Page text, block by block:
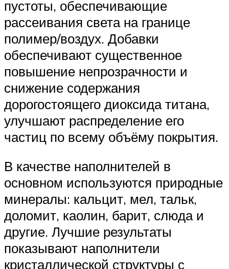
пустоты, обеспечивающие
рассеивания света на границе
полимер/воздух. Добавки
обеспечивают существенное
повышение непрозрачности и
снижение содержания
дорогостоящего диоксида титана,
улучшают распределение его
частиц по всему объёму покрытия.
В качестве наполнителей в
основном используются природные
минералы: кальцит, мел, тальк,
доломит, каолин, барит, слюда и
другие. Лучшие результаты
показывают наполнители
кристаллической структуры с